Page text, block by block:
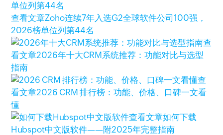
查看文章Zoho连续7年入选G2全球软件公司100强，
2026榜单位列第44名
查
看文章2026年十大CRM系统推荐：功能对比与选型
指南
查
看文章2026 CRM 排行榜：功能、价格、口碑一文看
懂
查看文章如何下载
Hubspot中文版软件——附2025年完整指南